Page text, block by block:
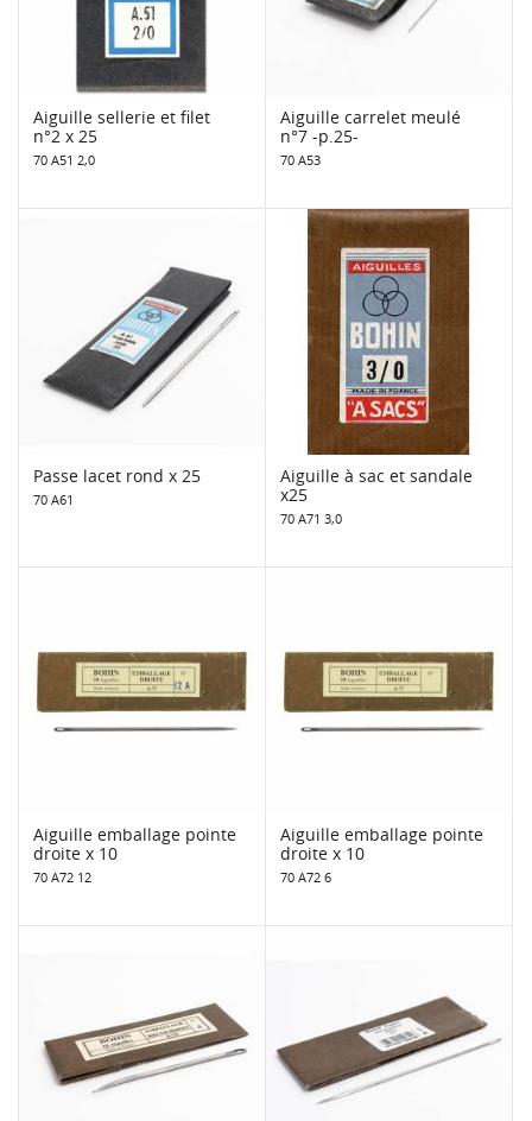
Aiguille sellerie et filet
n°2 x 25
70 A51 2,0
Aiguille carrelet meulé
n°7 -p.25-
70 A53
Passe lacet rond x 25
70 A61
Aiguille à sac et sandale
x25
70 A71 3,0
Aiguille emballage pointe
droite x 10
70 A72 12
Aiguille emballage pointe
droite x 10
70 A72 6